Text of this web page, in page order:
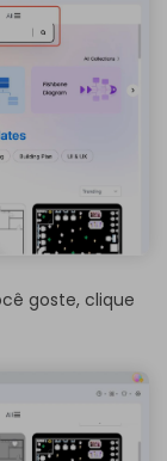
goste, clique